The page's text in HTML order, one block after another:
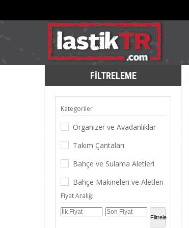
FILTRELEME
Kategoriler
Organizer ve Avadanlıklar
Takım Çantaları
Bahçe ve Sulama Aletleri
Bahçe Makineleri ve Aletleri
Yapı Market Hırdavat
Hırdavat ve El Aletleri
Fiyat Aralığı
Filtrele